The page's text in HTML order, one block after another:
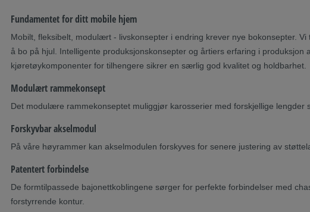
Fundamentet for ditt mobile hjem
Mobilt, fleksibelt, modulært - livskonsepter i endring krever nye bokonsepter.
å bo på hjul. Intelligente produksjonskonsepter og årtiers erfaring i produksjon
kjøretøykomponenter for tilhengere sikrer en særlig god kvalitet og holdbarhet.
Modulært rammekonsept
Det modulære rammekonseptet muliggjør karosserier med forskjellige lengder
Forskyvbar akselmodul
På våre høyrammer kan akselmodulen forskyves for senere justering av
Patentert forbindelse
De formtilpassede bajonettkoblingene sørger for perfekte forbindelser med
forstyrrende kontur.